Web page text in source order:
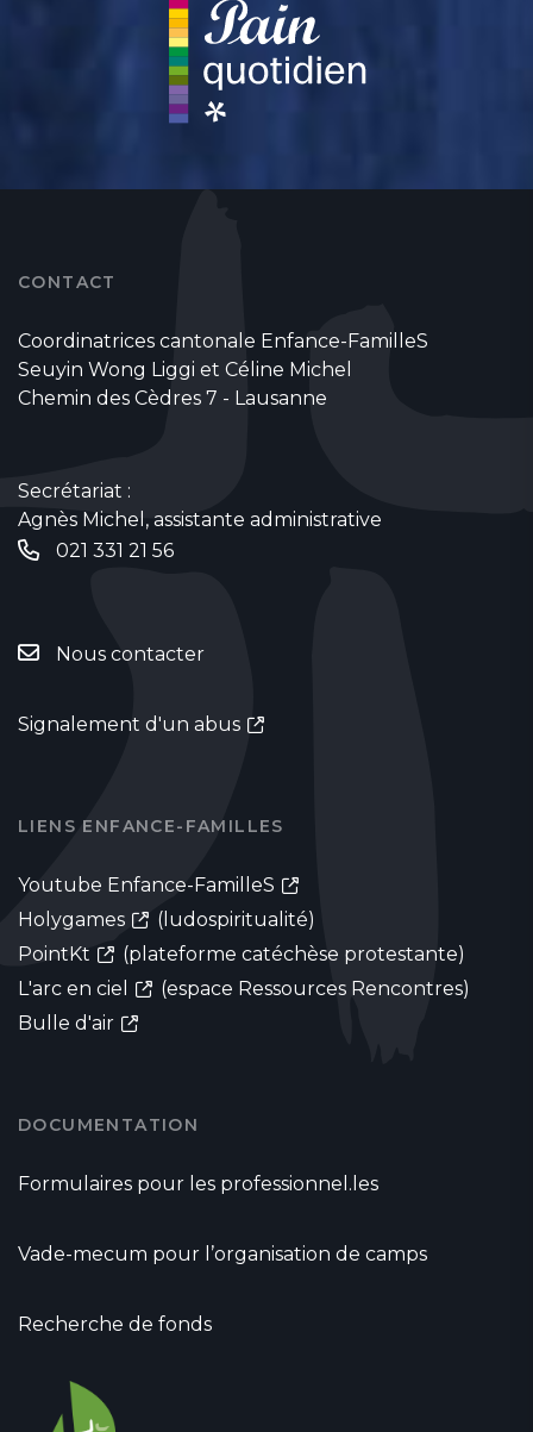
CONTACT
Coordinatrices cantonale Enfance-FamilleS
Seuyin Wong Liggi et Céline Michel
Chemin des Cèdres 7 - Lausanne
Secrétariat :
Agnès Michel, assistante administrative
021 331 21 56
Nous contacter
Signalement d'un abus
LIENS ENFANCE-FAMILLES
Youtube Enfance-FamilleS
Holygames
(ludospiritualité)
PointKt
(plateforme catéchèse protestante)
L'arc en ciel
(espace Ressources Rencontres)
Bulle d'air
DOCUMENTATION
Formulaires pour les professionnel.les
Vade-mecum pour l’organisation de camps
Recherche de fonds